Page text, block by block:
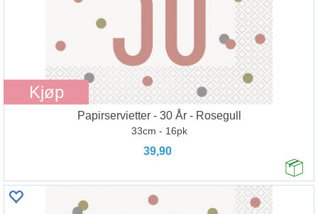
Kjøp
Papirservietter - 30 År - Rosegull
33cm - 16pk
39,90